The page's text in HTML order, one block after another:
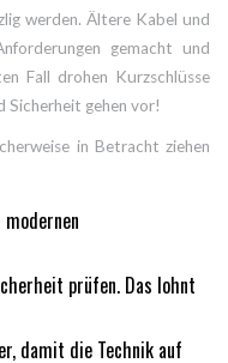
werden. Ältere Kabel und
gemacht und
Fall drohen Kurzschlüsse
Sicherheit gehen vor!
in Betracht ziehen
prüfen. Das lohnt
damit die Technik auf